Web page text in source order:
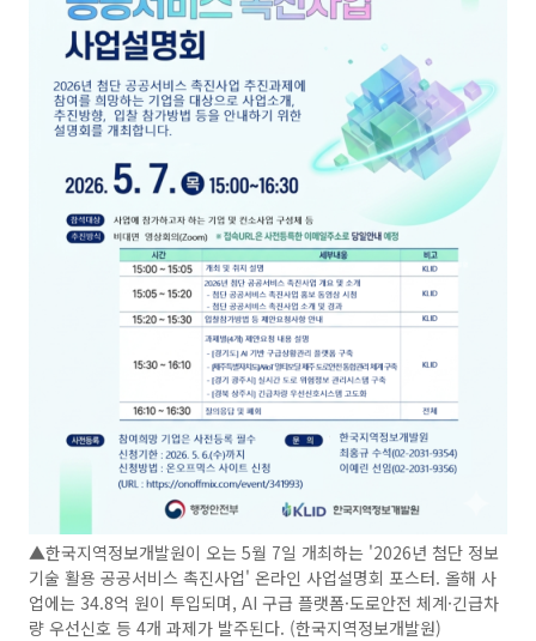
▲한국지역정보개발원이 오는 5월 7일 개최하는 '2026년 첨단 정보
기술 활용 공공서비스 촉진사업' 온라인 사업설명회 포스터. 올해 사
업에는 34.8억 원이 투입되며, AI 구급 플랫폼·도로안전 체계·긴급차
량 우선신호 등 4개 과제가 발주된다. (한국지역정보개발원)